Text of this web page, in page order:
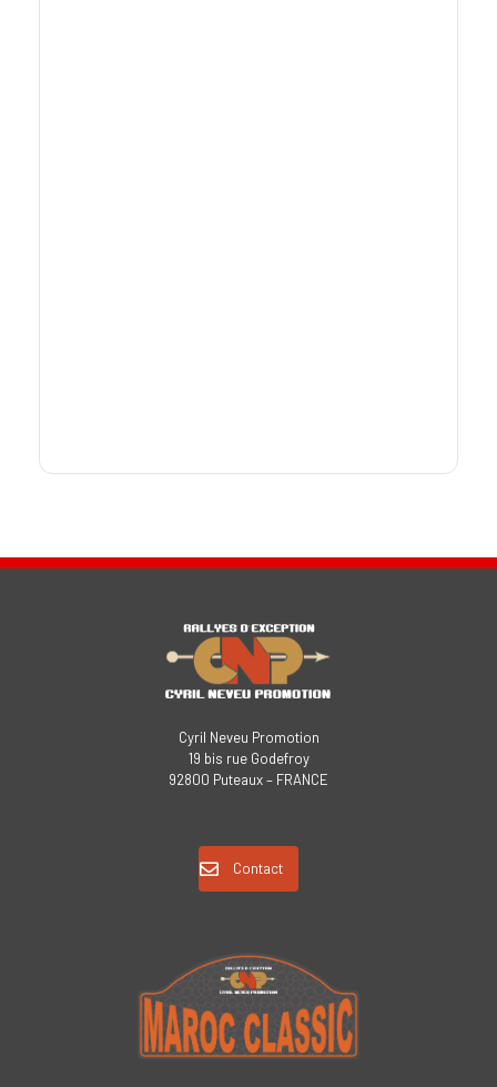
Cyril Neveu Promotion
19 bis rue Godefroy
92800 Puteaux – FRANCE
Contact